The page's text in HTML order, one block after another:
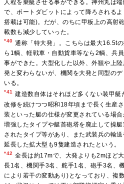
人程を乗艇させる事ができる。神州丸は
で、ボートダビットによって降ろされる
搭載は可能)。だが、のちに甲板上の高射
載数も減少していった。
*40 通称「特大発」。こちらは最大16.5t
ら1輌、軽戦車・自動貨車等なら2輌、兵
事ができた。大型化した以外、外観や上
発と変わらないが、機関を大発と同型の
いる。
*41 建造数自体はそれほど多くない装甲艇
改修を続けつつ昭和18年頃まで長く生産
装といった艇の仕様が変更されている場
増強したタイプや艇首砲塔を廃止して操
されたタイプ等があり、また武装兵の輸
延長した拡大型も9隻建造されたという。
*42 全長は約17mで、大発よりも2mほど
長1名、機関手3名、舵手1名、砲手3名、
により若干の変動あり)となっており、複